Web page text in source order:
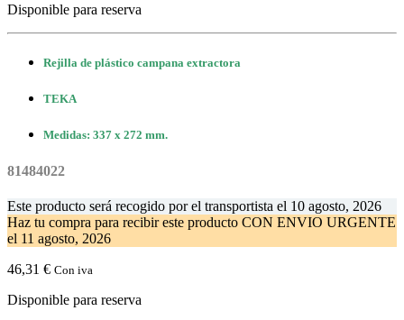
Disponible para reserva
Rejilla de plástico campana extractora
TEKA
Medidas: 337 x 272 mm.
81484022
Este producto será recogido por el transportista el 10 agosto, 2026
Haz tu compra para recibir este producto CON ENVIO URGENTE
el 11 agosto, 2026
46,31 € Con iva
Disponible para reserva